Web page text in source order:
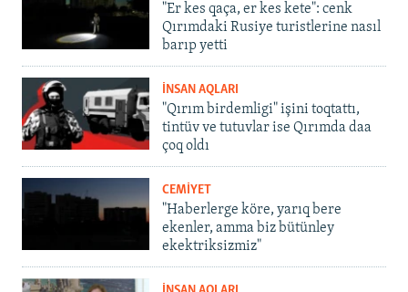
"Er kes qaça, er kes kete": cenk
Qırımdaki Rusiye turistlerine nasıl
barıp yetti
İNSAN AQLARI
"Qırım birdemligi" işini toqtattı,
tintüv ve tutuvlar ise Qırımda daa
çoq oldı
CEMİYET
"Haberlerge köre, yarıq bere
ekenler, amma biz bütünley
ekektriksizmiz"